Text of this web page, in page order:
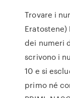
Trovare i
dei numeri
scrivono i
10 e si
primo né